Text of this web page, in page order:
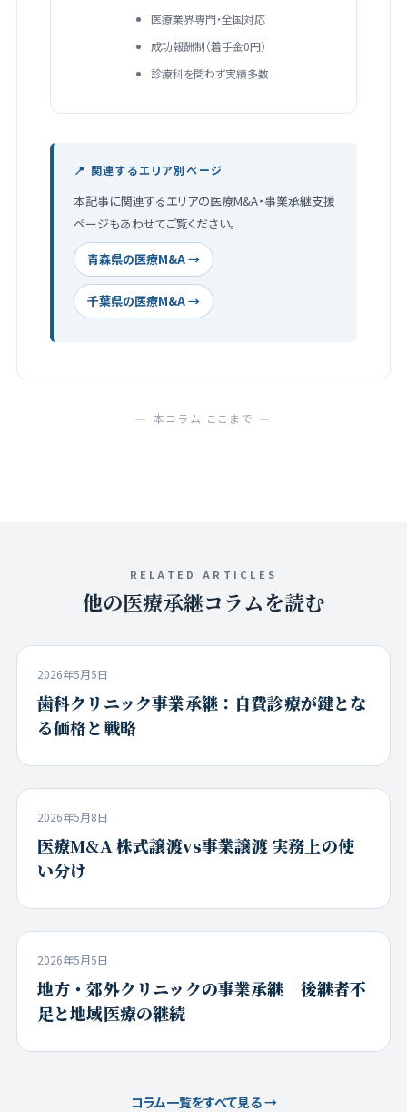
医療業界専門・全国対応
成功報酬制（着手金0円）
診療科を問わず実績多数
📍 関連するエリア別ページ
本記事に関連するエリアの医療M&A・事業承継支援
ページもあわせてご覧ください。
青森県の医療M&A →
千葉県の医療M&A →
— 本コラム ここまで —
RELATED ARTICLES
他の医療承継コラムを読む
2026年5月5日
歯科クリニック事業承継：自費診療が鍵とな
る価格と戦略
2026年5月8日
医療M&A 株式譲渡vs事業譲渡 実務上の使
い分け
2026年5月5日
地方・郊外クリニックの事業承継｜後継者不
足と地域医療の継続
コラム一覧をすべて見る →